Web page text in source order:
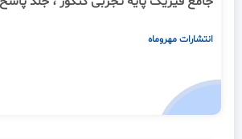
انتشارات مهروماه